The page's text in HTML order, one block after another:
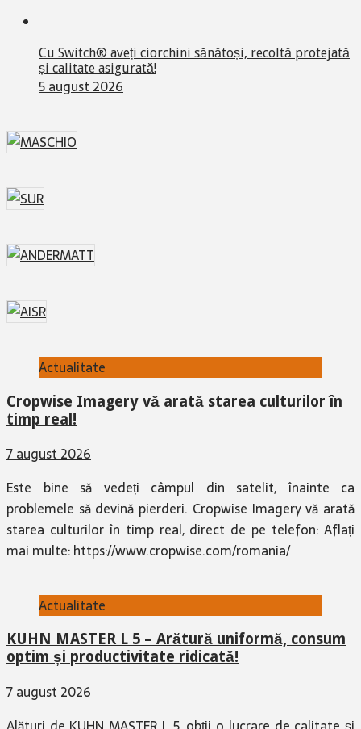
Cu Switch® aveți ciorchini sănătoși, recoltă protejată
și calitate asigurată!
5 august 2026
Actualitate
Cropwise Imagery vă arată starea culturilor în
timp real!
7 august 2026
Este bine să vedeți câmpul din satelit, înainte ca
problemele să devină pierderi. Cropwise Imagery vă arată
starea culturilor în timp real, direct de pe telefon: Aflați
mai multe: https://www.cropwise.com/romania/
Actualitate
KUHN MASTER L 5 – Arătură uniformă, consum
optim și productivitate ridicată!
7 august 2026